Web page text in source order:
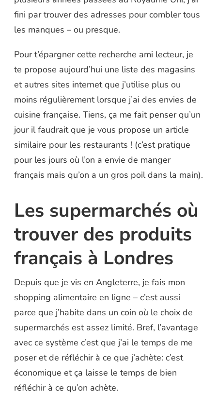
fini par trouver des adresses pour combler tous
les manques – ou presque.
Pour t’épargner cette recherche ami lecteur, je
te propose aujourd’hui une liste des magasins
et autres sites internet que j’utilise plus ou
moins régulièrement lorsque j’ai des envies de
cuisine française. Tiens, ça me fait penser qu’un
jour il faudrait que je vous propose un article
similaire pour les restaurants ! (c’est pratique
pour les jours où l’on a envie de manger
français mais qu’on a un gros poil dans la main).
Les supermarchés où
trouver des produits
français à Londres
Depuis que je vis en Angleterre, je fais mon
shopping alimentaire en ligne – c’est aussi
parce que j’habite dans un coin où le choix de
supermarchés est assez limité. Bref, l’avantage
avec ce système c’est que j’ai le temps de me
poser et de réfléchir à ce que j’achète: c’est
économique et ça laisse le temps de bien
réfléchir à ce qu’on achète.